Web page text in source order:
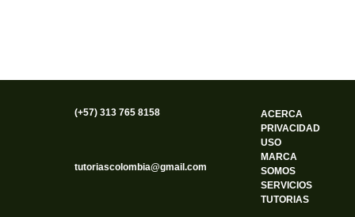
(+57) 313 765 8158
tutoriascolombia@gmail.com
ACERCA
PRIVACIDAD
USO
MARCA
SOMOS
SERVICIOS
TUTORIAS